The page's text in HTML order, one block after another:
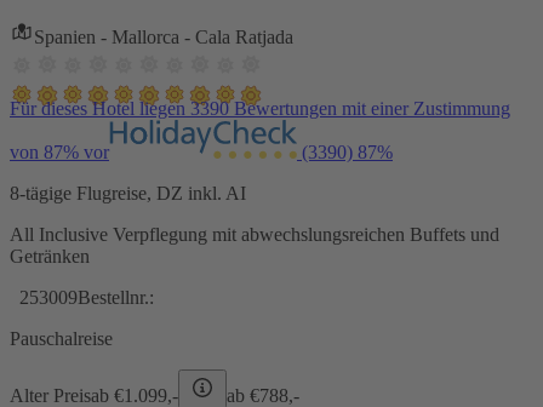
Spanien - Mallorca - Cala Ratjada
Für dieses Hotel liegen 3390 Bewertungen mit einer Zustimmung
von 87% vor (3390) 87%
8-tägige Flugreise, DZ inkl. AI
All Inclusive Verpflegung mit abwechslungsreichen Buffets und
Getränken
253009Bestellnr.:
Pauschalreise
Alter Preisab €1.099,- ab €788,-